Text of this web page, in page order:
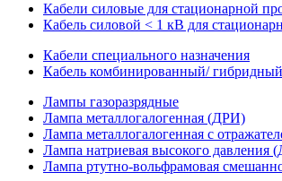
Кабели силовые для стационарной
Кабель силовой < 1 кВ для
Кабели специального назначения
Кабель комбинированный/ гибридный
Лампы газоразрядные
Лампа металлогалогенная (ДРИ)
Лампа металлогалогенная с
Лампа натриевая высокого давления
Лампа ртутно-вольфрамовая